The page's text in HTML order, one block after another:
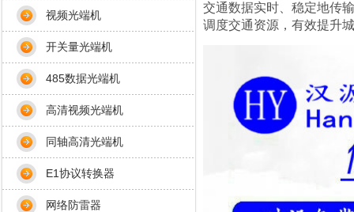
视频光端机
开关量光端机
485数据光端机
高清视频光端机
同轴高清光端机
E1协议转换器
网络防雷器
交通数据实时、稳定地传
调度交通资源，有效提升